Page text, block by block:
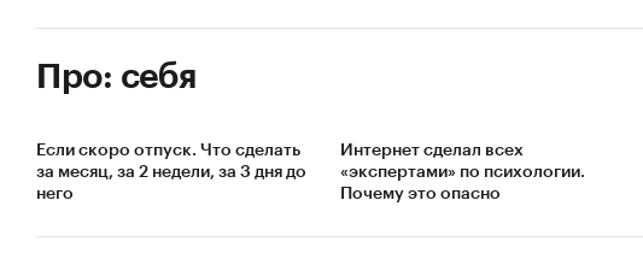
Про: себя
Если скоро отпуск. Что сделать
за месяц, за 2 недели, за 3 дня до
него
Интернет сделал всех
«экспертами» по психологии.
Почему это опасно